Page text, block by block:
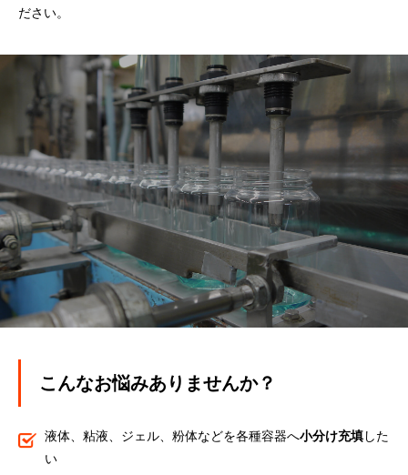
ださい。
こんなお悩みありませんか？
液体、粘液、ジェル、粉体などを各種容器へ小分け充填した
い